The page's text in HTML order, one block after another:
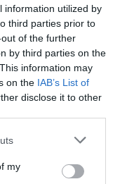
information utilized by
third parties prior to
of the further
by third parties on the
information may
on the IAB’s List of
disclose it to other
one or more Google
You may click to
third-party tags to
my